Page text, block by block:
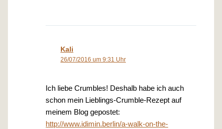
Kali
26/07/2016 um 9:31 Uhr
Ich liebe Crumbles! Deshalb habe ich auch
schon mein Lieblings-Crumble-Rezept auf
meinem Blog gepostet:
http://www.idimin.berlin/a-walk-on-the-